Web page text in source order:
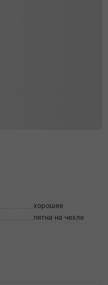
хорошее
пятна на чехле